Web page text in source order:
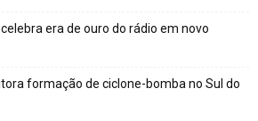
era de ouro do rádio em novo
formação de ciclone-bomba no Sul do